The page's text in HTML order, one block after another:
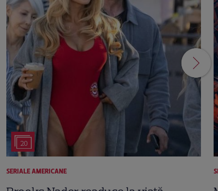
20
SERIALE AMERICANE